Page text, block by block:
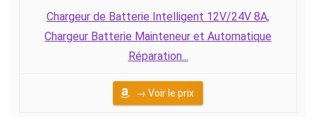
Chargeur de Batterie Intelligent 12V/24V 8A,
Chargeur Batterie Mainteneur et Automatique
Réparation...
→ Voir le prix